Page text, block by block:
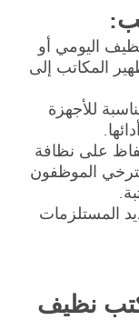
اليومي أو
المكاتب إلى
للأجهزة
على نظافة
الموظفون
المستلزمات
نظيف